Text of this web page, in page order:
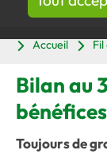
Accueil
Bilan au
bénéfices
Toujours de